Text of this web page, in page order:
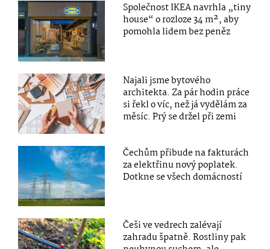
Společnost IKEA navrhla „tiny
house“ o rozloze 34 m², aby
pomohla lidem bez peněz
Najali jsme bytového
architekta. Za pár hodin práce
si řekl o víc, než já vydělám za
měsíc. Prý se držel při zemi
Čechům přibude na fakturách
za elektřinu nový poplatek.
Dotkne se všech domácností
Češi ve vedrech zalévají
zahradu špatně. Rostliny pak